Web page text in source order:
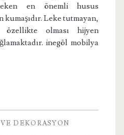
en önemli husus
Leke tutmayan,
özellikte olması hijyen
inegöl mobilya
DEKORASYON